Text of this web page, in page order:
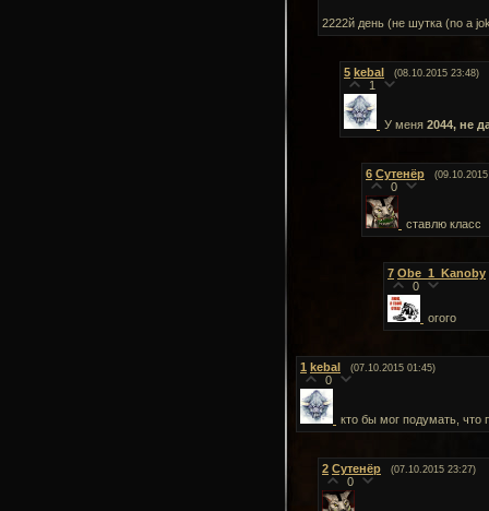
2222й день (не шутка (no a
5 kebal (08.10.2015 23:48)
1
У меня 2044, не
6 Сутенёр
0
ставлю класс
7 Obe_1_Kanoby
0
огого
1 kebal (07.10.2015 01:45)
0
кто бы мог подумать, что
2 Сутенёр (07.10.2015 23:27)
0